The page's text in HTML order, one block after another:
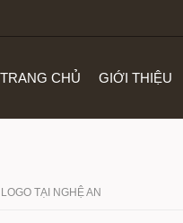
TRANG CHỦ GIỚI THIỆU
TẠI NGHỆ AN